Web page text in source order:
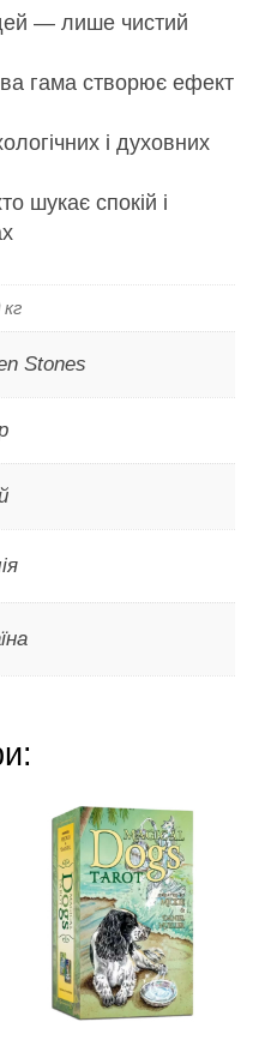
— лише чистий
гама створює ефект
і духовних
шукає спокій і
Stones